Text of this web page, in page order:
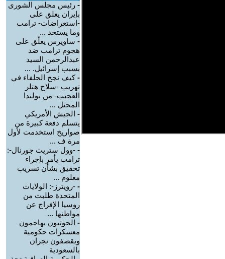
- رئيس مجلس الشورى
بإيران يعلق على
-استعراضات- ترامب
وما يستخد ...
- ساويرس يعلّق على
هجوم ترامب ضد
عبدالرحمن السيد
بسبب إسرائيل. ...
-كيف نجح الحلفاء في
تهريب -سلاح هتلر
العجيب- من بولندا
المحتل ...
- الجيش الأمريكي
يتسلم دفعة كبيرة من
صواريخ استخدمت لأول
مرة ف ...
- -وول ستريت جورنال-:
ترامب يأمر بإجراء
تحقيق بشأن تسريب
معلوم ...
- -رويترز-: الولايات
المتحدة طلبت من
روسيا الإفراج عن
مواطنها ...
- الحوثيون يهاجمون
معسكرات حكومية
ويقصفون نجران
بالسعودية